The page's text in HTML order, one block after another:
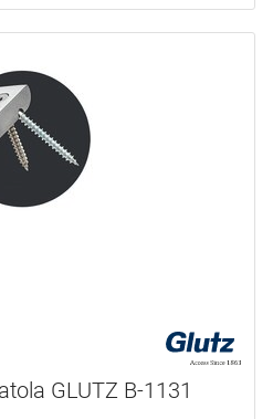
GLUTZ B-1131